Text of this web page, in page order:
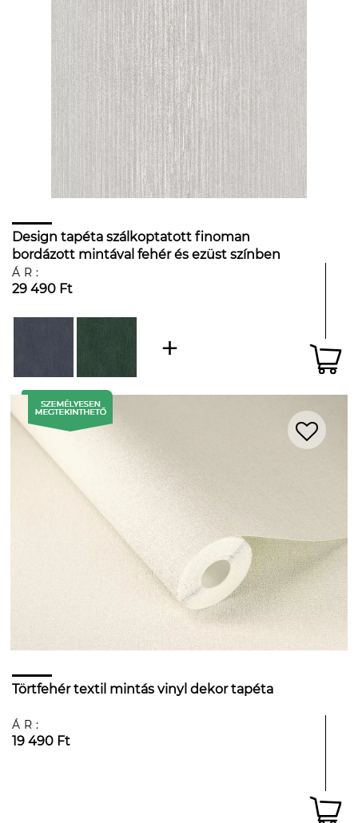
Design tapéta szálkoptatott finoman
bordázott mintával fehér és ezüst színben
ÁR:
29 490 Ft
Törtfehér textil mintás vinyl dekor tapéta
ÁR:
19 490 Ft